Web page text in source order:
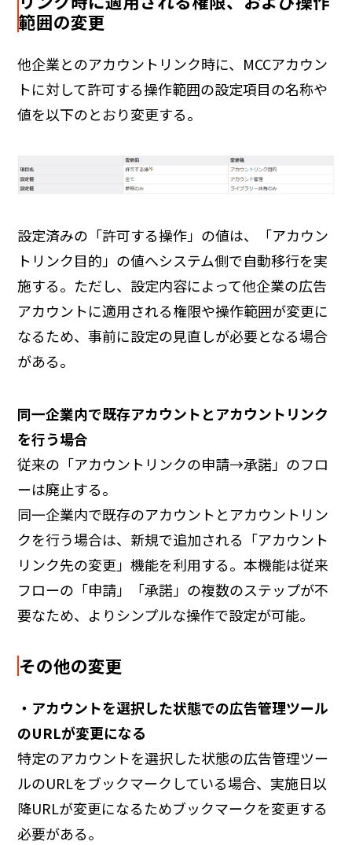
範囲の変更
他企業とのアカウントリンク時に、MCCアカウン
トに対して許可する操作範囲の設定項目の名称や
値を以下のとおり変更する。
設定済みの「許可する操作」の値は、「アカウン
トリンク目的」の値へシステム側で自動移行を実
施する。ただし、設定内容によって他企業の広告
アカウントに適用される権限や操作範囲が変更に
なるため、事前に設定の見直しが必要となる場合
がある。
同一企業内で既存アカウントとアカウントリンク
を行う場合
従来の「アカウントリンクの申請→承諾」のフロ
ーは廃止する。
同一企業内で既存のアカウントとアカウントリン
クを行う場合は、新規で追加される「アカウント
リンク先の変更」機能を利用する。本機能は従来
フローの「申請」「承諾」の複数のステップが不
要なため、よりシンプルな操作で設定が可能。
その他の変更
・アカウントを選択した状態での広告管理ツール
のURLが変更になる
特定のアカウントを選択した状態の広告管理ツー
ルのURLをブックマークしている場合、実施日以
降URLが変更になるためブックマークを変更する
必要がある。